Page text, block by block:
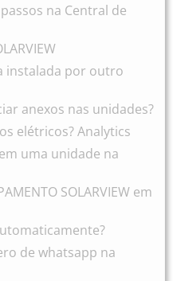
na Central de
instalada por outro
anexos nas unidades?
elétricos? Analytics
uma unidade na
SOLARVIEW em
de whatsapp na